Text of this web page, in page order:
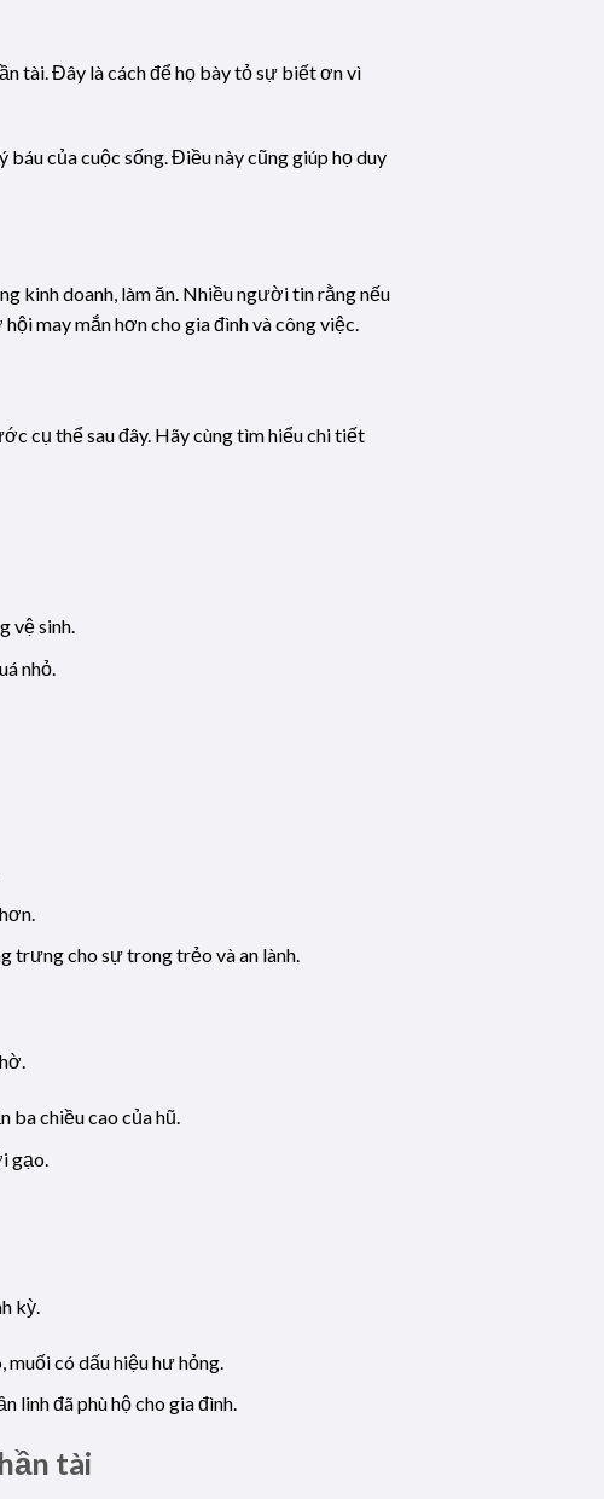
tài. Đây là cách để họ bày tỏ sự biết ơn vì
của cuộc sống. Điều này cũng giúp họ duy
kinh doanh, làm ăn. Nhiều người tin rằng nếu
may mắn hơn cho gia đình và công việc.
cụ thể sau đây. Hãy cùng tìm hiểu chi tiết
vệ sinh.
nhỏ.
trưng cho sự trong trẻo và an lành.
ba chiều cao của hũ.
gạo.
kỳ.
có dấu hiệu hư hỏng.
linh đã phù hộ cho gia đình.
tài